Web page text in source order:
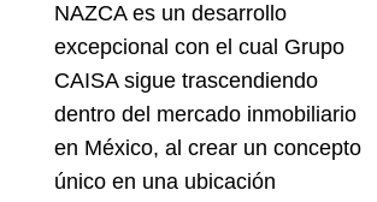
NAZCA es un desarrollo
excepcional con el cual Grupo
CAISA sigue trascendiendo
dentro del mercado inmobiliario
en México, al crear un concepto
único en una ubicación